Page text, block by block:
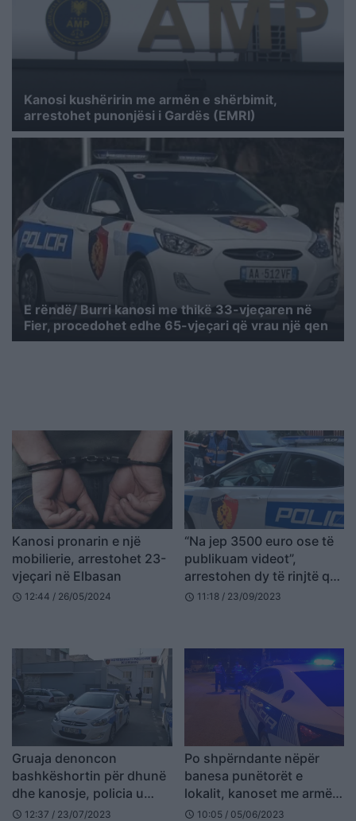
Kanosi kushëririn me armën e shërbimit,
arrestohet punonjësi i Gardës (EMRI)
E rëndë/ Burri kanosi me thikë 33-vjeçaren në
Fier, procedohet edhe 65-vjeçari që vrau një qen
Kanosi pronarin e një
mobilierie, arrestohet 23-
vjeçari në Elbasan
schedule 12:44 / 26/05/2024
“Na jep 3500 euro ose të
publikuam videot”,
arrestohen dy të rinjtë që
kanosën 63-vjeçarin
schedule 11:18 / 23/09/2023
Gruaja denoncon
bashkëshortin për dhunë
dhe kanosje, policia u
shkon në banesë: Gjen
schedule 12:37 / 23/07/2023
Po shpërndante nëpër
banesa punëtorët e
lokalit, kanoset me armë
një person në Shijak,
schedule 10:05 / 05/06/2023